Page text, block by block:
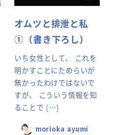
オムツと排泄と私
①（書き下ろし）
いち女性として、 これを
明かすことにためらいが
無かったわけではないで
すが、 こういう情報を知
ることで […]
morioka ayumi